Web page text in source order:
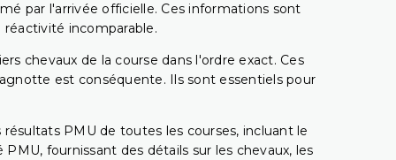
par l'arrivée officielle. Ces informations sont
incomparable.
chevaux de la course dans l'ordre exact. Ces
est conséquente. Ils sont essentiels pour
PMU de toutes les courses, incluant le
fournissant des détails sur les chevaux, les